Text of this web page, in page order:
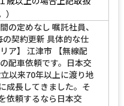
の定めなし 嘱託社員、
契約更新 具体的な仕
ア】 江津市 【無線配
配車依頼です。日本交
以来70年以上に渡り地
成長してきました。そ
依頼するなら日本交